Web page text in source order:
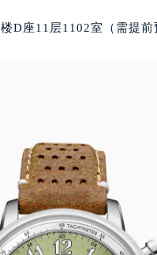
务中心（品牌授权店）3
厦7层G室（需提前预约）
中心C座12层1205室（需
中心T1写字楼9层907室
写字楼1座11层1104室（
字楼16层1603室（需提前
D座11层1102室（需提前